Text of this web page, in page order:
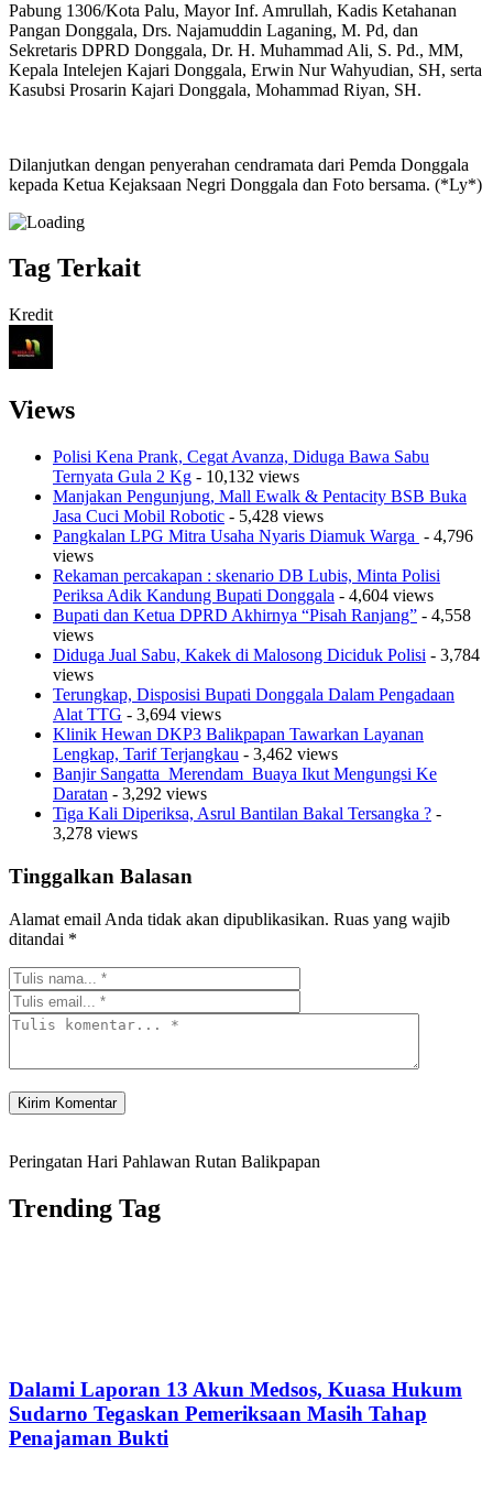
Pabung 1306/Kota Palu, Mayor Inf. Amrullah, Kadis Ketahanan
Pangan Donggala, Drs. Najamuddin Laganing, M. Pd, dan
Sekretaris DPRD Donggala, Dr. H. Muhammad Ali, S. Pd., MM,
Kepala Intelejen Kajari Donggala, Erwin Nur Wahyudian, SH, serta
Kasubsi Prosarin Kajari Donggala, Mohammad Riyan, SH.
Dilanjutkan dengan penyerahan cendramata dari Pemda Donggala
kepada Ketua Kejaksaan Negri Donggala dan Foto bersama. (*Ly*)
Tag Terkait
Kredit
Views
Polisi Kena Prank, Cegat Avanza, Diduga Bawa Sabu
Ternyata Gula 2 Kg - 10,132 views
Manjakan Pengunjung, Mall Ewalk & Pentacity BSB Buka
Jasa Cuci Mobil Robotic - 5,428 views
Pangkalan LPG Mitra Usaha Nyaris Diamuk Warga - 4,796
views
Rekaman percakapan : skenario DB Lubis, Minta Polisi
Periksa Adik Kandung Bupati Donggala - 4,604 views
Bupati dan Ketua DPRD Akhirnya “Pisah Ranjang” - 4,558
views
Diduga Jual Sabu, Kakek di Malosong Diciduk Polisi - 3,784
views
Terungkap, Disposisi Bupati Donggala Dalam Pengadaan
Alat TTG - 3,694 views
Klinik Hewan DKP3 Balikpapan Tawarkan Layanan
Lengkap, Tarif Terjangkau - 3,462 views
Banjir Sangatta Merendam Buaya Ikut Mengungsi Ke
Daratan - 3,292 views
Tiga Kali Diperiksa, Asrul Bantilan Bakal Tersangka ? -
3,278 views
Tinggalkan Balasan
Alamat email Anda tidak akan dipublikasikan. Ruas yang wajib
ditandai *
Peringatan Hari Pahlawan Rutan Balikpapan
Trending Tag
Dalami Laporan 13 Akun Medsos, Kuasa Hukum
Sudarno Tegaskan Pemeriksaan Masih Tahap
Penajaman Bukti